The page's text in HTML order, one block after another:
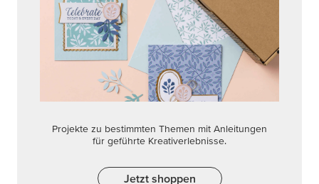
Projekte zu bestimmten Themen mit Anleitungen
für geführte Kreativerlebnisse.
Jetzt shoppen